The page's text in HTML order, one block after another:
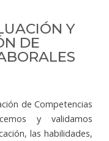
Y
DE
de Competencias
y validamos
las habilidades,